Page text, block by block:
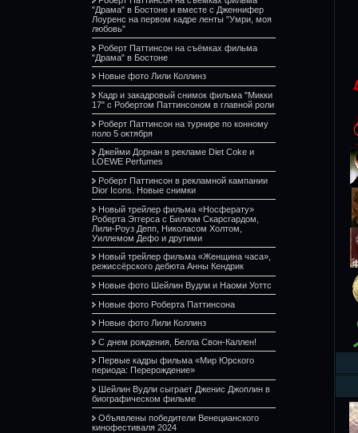
"Драма" в Бостоне и вместе с Дженнифер
Лоуренс на первом кадре ленты "Умри, моя
любовь"
Роберт Паттинсон на съёмках фильма
"Драма" в Бостоне
Новые фото Лили Коллинз
Кадр и закадровый снимок фильма "Микки
17" с Робертом Паттинсоном в главной роли
Роберт Паттинсон на турнире по конному
поло 5 октября
Джейми Дорнан в рекламе Diet Coke и
LOEWE Perfumes
Роберт Паттинсон в рекламной кампании
Dior Icons. Новые снимки
Новый трейлер фильма «Носферату»
Роберта Эггерса с Биллом Скарсгардом,
Лили-Роуз Депп, Николасом Холтом,
Уиллемом Дефо и другими
Новый трейлер фильма «Женщина часа»,
режиссёрского дебюта Анны Кендрик
Новые фото Шейлин Вудли и Наоми Уоттс
Новые фото Роберта Паттинсона
Новые фото Лили Коллинз
С днем рождения, Белла Свон-Каллен!
Первые кадры фильма «Мир Юрского
периода: Перерождение»
Шейлин Вудли сыграет Дженис Джоплин в
биографическом фильме
Объявлены победители Венецианского
кинофестиваля 2024